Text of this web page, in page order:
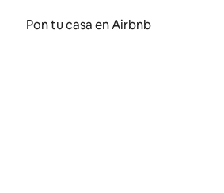
Pon tu casa en Airbnb